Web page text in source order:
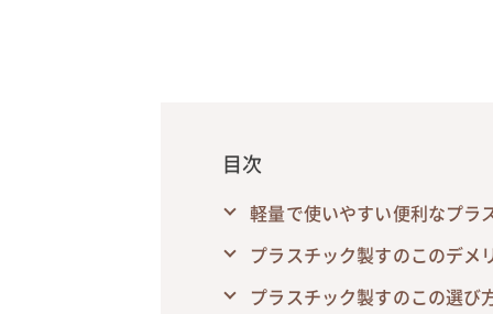
目次
軽量で使いやすい便利なプラ
プラスチック製すのこのデメ
プラスチック製すのこの選び